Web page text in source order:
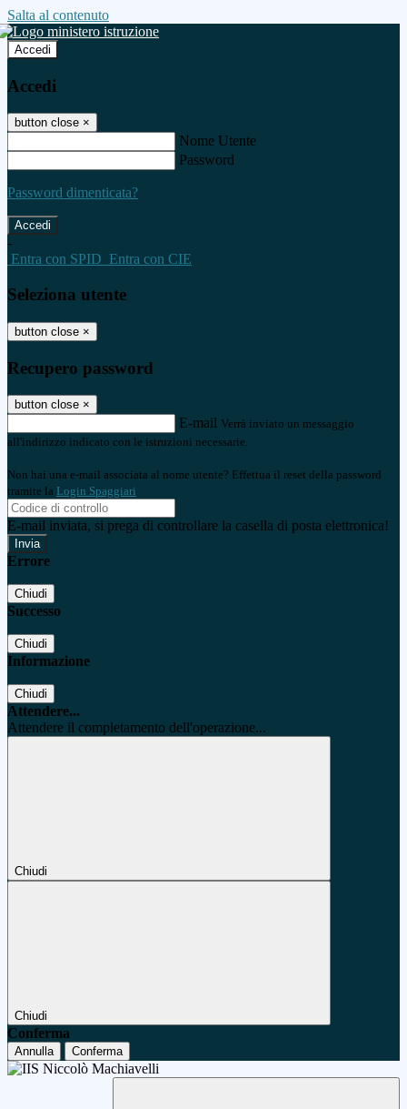
Salta al contenuto
Accedi
Accedi
button close ×
Nome Utente
Password
Password dimenticata?
-
Entra con SPID Entra con CIE
Seleziona utente
button close ×
Recupero password
button close ×
E-mail Verrà inviato un messaggio
all'indirizzo indicato con le istruzioni necessarie.
Non hai una e-mail associata al nome utente? Effettua il reset della password
tramite la Login Spaggiari
E-mail inviata, si prega di controllare la casella di posta elettronica!
Errore
Chiudi
Successo
Chiudi
Informazione
Chiudi
Attendere...
Attendere il completamento dell'operazione...
Chiudi
Chiudi
Conferma
Annulla Conferma